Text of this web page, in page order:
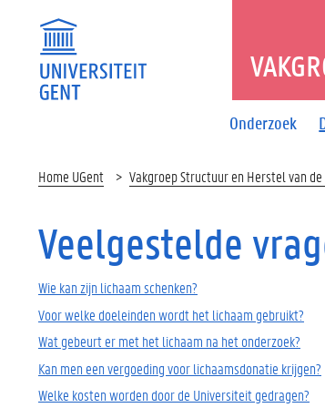
Onderzoek
Home UGent Vakgroep Structuur en Herstel van de
Veelgestelde
Wie kan zijn lichaam schenken?
Voor welke doeleinden wordt het lichaam gebruikt?
Wat gebeurt er met het lichaam na het onderzoek?
Kan men een vergoeding voor lichaamsdonatie krijgen?
Welke kosten worden door de Universiteit gedragen?